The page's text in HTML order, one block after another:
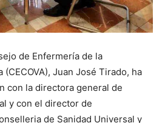
de Enfermería de la
(CECOVA), Juan José Tirado, ha
con la directora general de
y con el director de
de Sanidad Universal y